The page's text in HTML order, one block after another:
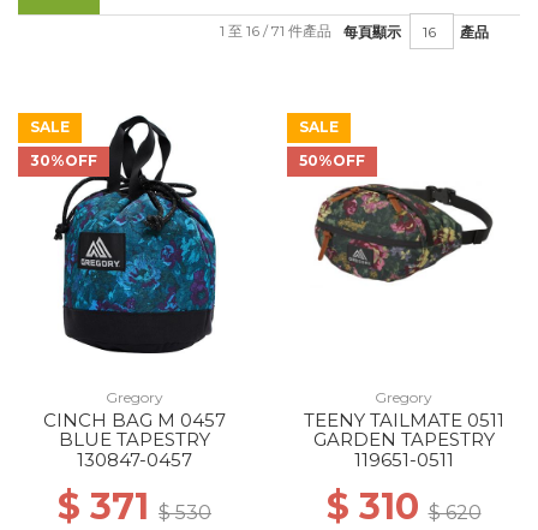
每頁顯示 產品
1 至 16 / 71 件產品
SALE
30%OFF
Gregory
CINCH BAG M 0457
BLUE TAPESTRY
130847-0457
$ 371 $ 530
SALE
50%OFF
Gregory
TEENY TAILMATE 0511
GARDEN TAPESTRY
119651-0511
$ 310$ 620